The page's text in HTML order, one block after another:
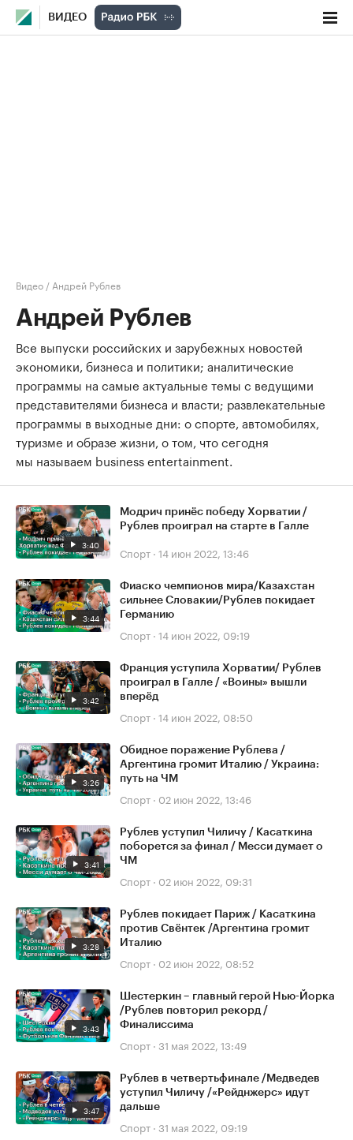
ВИДЕО
Видео / Андрей Рублев
Андрей Рублев
Все выпуски российских и зарубежных новостей
экономики, бизнеса и политики; аналитические
программы на самые актуальные темы с ведущими
представителями бизнеса и власти; развлекательные
программы в выходные дни: о спорте, автомобилях,
туризме и образе жизни, о том, что сегодня
мы называем business entertainment.
3:40
Модрич принёс победу Хорватии /
Рублев проиграл на старте в Галле
Спорт · 14 июн 2022, 13:46
3:44
Фиаско чемпионов мира/Казахстан
сильнее Словакии/Рублев покидает
Германию
Спорт · 14 июн 2022, 09:19
3:42
Франция уступила Хорватии/ Рублев
проиграл в Галле / «Воины» вышли
вперёд
Спорт · 14 июн 2022, 08:50
3:26
Обидное поражение Рублева /
Аргентина громит Италию / Украина:
путь на ЧМ
Спорт · 02 июн 2022, 13:46
3:41
Рублев уступил Чиличу / Касаткина
поборется за финал / Месси думает о
ЧМ
Спорт · 02 июн 2022, 09:31
3:28
Рублев покидает Париж / Касаткина
против Свёнтек /Аргентина громит
Италию
Спорт · 02 июн 2022, 08:52
3:43
Шестеркин – главный герой Нью-Йорка
/Рублев повторил рекорд /
Финалиссима
Спорт · 31 мая 2022, 13:49
3:47
Рублев в четвертьфинале /Медведев
уступил Чиличу /«Рейднжерс» идут
дальше
Спорт · 31 мая 2022, 09:19